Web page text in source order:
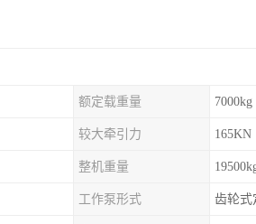
额定载重量 7000kg
较大牵引力 165KN
整机重量
工作泵形式 齿轮式